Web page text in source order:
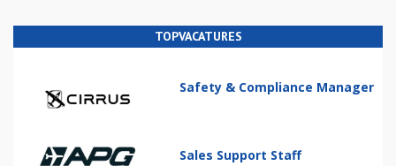
TOPVACATURES
Safety & Compliance Manager
Sales Support Staff